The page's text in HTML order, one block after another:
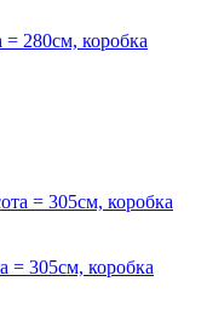
280cм, коробка
= 305см, коробка